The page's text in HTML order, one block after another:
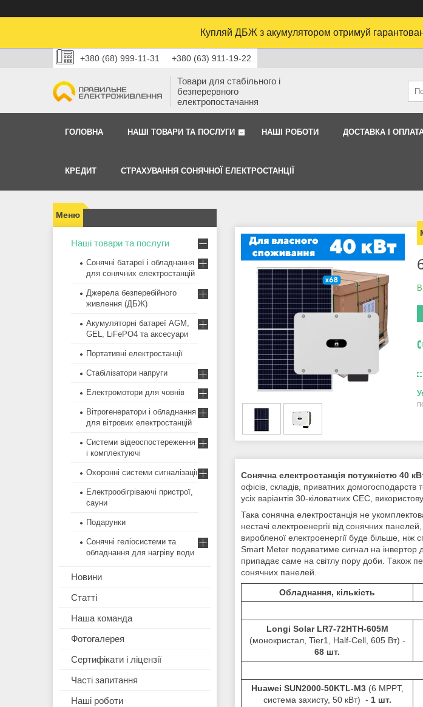
Купляй ДБЖ з акумулятором отримуй
+380 (68) 999-11-31 +380 (63) 911-19-22
Товари для стабільного і
безперервного
електропостачання
ГОЛОВНА НАШІ ТОВАРИ ТА ПОСЛУГИ НАШI РОБОТИ ДОСТАВКА І
КРЕДИТ СТРАХУВАННЯ СОНЯЧНОЇ ЕЛЕКТРОСТАНЦІЇ
Сонячна електростанція потужністю 40
офісів, складів, приватних
усіх варіантів 30-кіловатних СЕС,
Така сонячна електростанція не
нестачі електроенергії від сонячних
виробленої електроенергії буде більше,
Smart Meter подаватиме сигнал на інвертор
припадає саме на світлу пору доби. Також
сонячних панелей.
Обладнання, кількість
Longi Solar LR7-72HTH-605M
(монокристал, Tier1, Half-Cell, 605 Вт) -
68 шт.
Huawei SUN2000-50KTL-M3(6 MPPT,
система захисту, 50 кВт) - 1 шт.
Наші товари та послуги
Сонячні батареї і обладнання
для сонячних електростанцій
Джерела безперебійного
живлення (ДБЖ)
Акумуляторні батареї AGM,
GEL, LiFePO4 та аксесуари
Портативні електростанції
Стабілізатори напруги
Електромотори для човнів
Вітрогенератори і обладнання
для вітрових електростанцій
Системи відеоспостереження
і комплектуючі
Охоронні системи сигналізації
Електрообігріваючі пристрої,
сауни
Подарунки
Сонячні геліосистеми та
обладнання для нагріву води
Новини
Статті
Наша команда
Фотогалерея
Сертифікати і ліцензії
Часті запитання
Наші роботи